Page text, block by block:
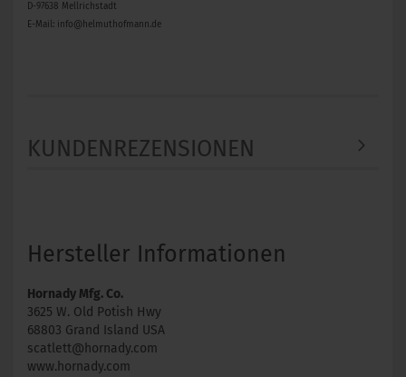
D-97638 Mellrichstadt
E-Mail: info@helmuthofmann.de
KUNDENREZENSIONEN
Hersteller Informationen
Hornady Mfg. Co.
3625 W. Old Potish Hwy
68803 Grand Island USA
scatlett@hornady.com
www.hornady.com